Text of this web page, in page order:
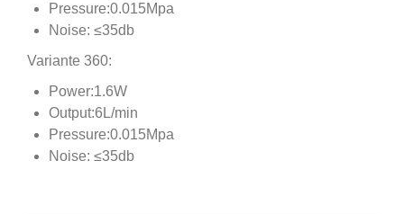
Pressure:0.015Mpa
Noise: ≤35db
Variante 360:
Power:1.6W
Output:6L/min
Pressure:0.015Mpa
Noise: ≤35db